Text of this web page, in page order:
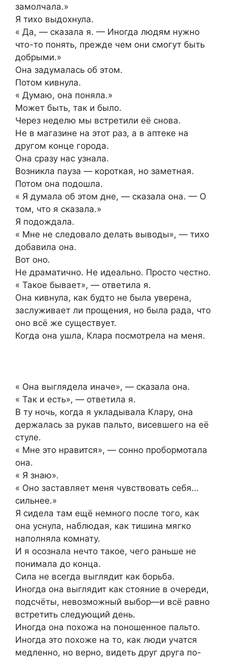
замолчала.»
Я тихо выдохнула.
« Да, — сказала я. — Иногда людям нужно
что-то понять, прежде чем они смогут быть
добрыми.»
Она задумалась об этом.
Потом кивнула.
« Думаю, она поняла.»
Может быть, так и было.
Через неделю мы встретили её снова.
Не в магазине на этот раз, а в аптеке на
другом конце города.
Она сразу нас узнала.
Возникла пауза — короткая, но заметная.
Потом она подошла.
« Я думала об этом дне, — сказала она. — О
том, что я сказала.»
Я подождала.
« Мне не следовало делать выводы», — тихо
добавила она.
Вот оно.
Не драматично. Не идеально. Просто честно.
« Такое бывает», — ответила я.
Она кивнула, как будто не была уверена,
заслуживает ли прощения, но была рада, что
оно всё же существует.
Когда она ушла, Клара посмотрела на меня.
« Она выглядела иначе», — сказала она.
« Так и есть», — ответила я.
В ту ночь, когда я укладывала Клару, она
держалась за рукав пальто, висевшего на её
стуле.
« Мне это нравится», — сонно пробормотала
она.
« Я знаю».
« Оно заставляет меня чувствовать себя…
сильнее.»
Я сидела там ещё немного после того, как
она уснула, наблюдая, как тишина мягко
наполняла комнату.
И я осознала нечто такое, чего раньше не
понимала до конца.
Сила не всегда выглядит как борьба.
Иногда она выглядит как стояние в очереди,
подсчёты, невозможный выбор—и всё равно
встретить следующий день.
Иногда она похожа на поношенное пальто.
Иногда это похоже на то, как люди учатся
медленно, но верно, видеть друг друга по-